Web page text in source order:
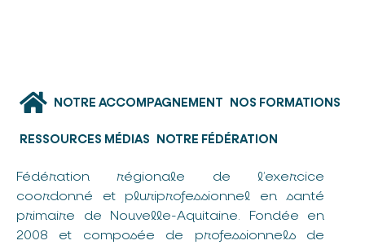
NOTRE ACCOMPAGNEMENT NOS FORMATIONS
RESSOURCES MÉDIAS NOTRE FÉDÉRATION
Fédération régionale de l’exercice
coordonné et pluriprofessionnel en santé
primaire de Nouvelle-Aquitaine. Fondée en
2008 et composée de professionnels de